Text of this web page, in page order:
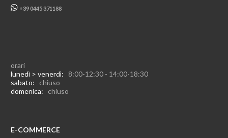
+39 0445 371188
orari
lunedì > venerdì: 8:00-12:30 - 14:00-18:30
sabato: chiuso
domenica: chiuso
E-COMMERCE